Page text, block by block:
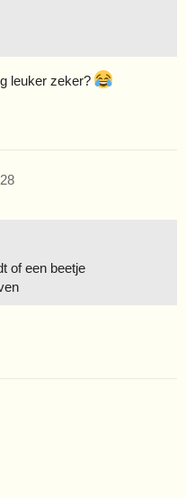
leuker zeker?
of een beetje